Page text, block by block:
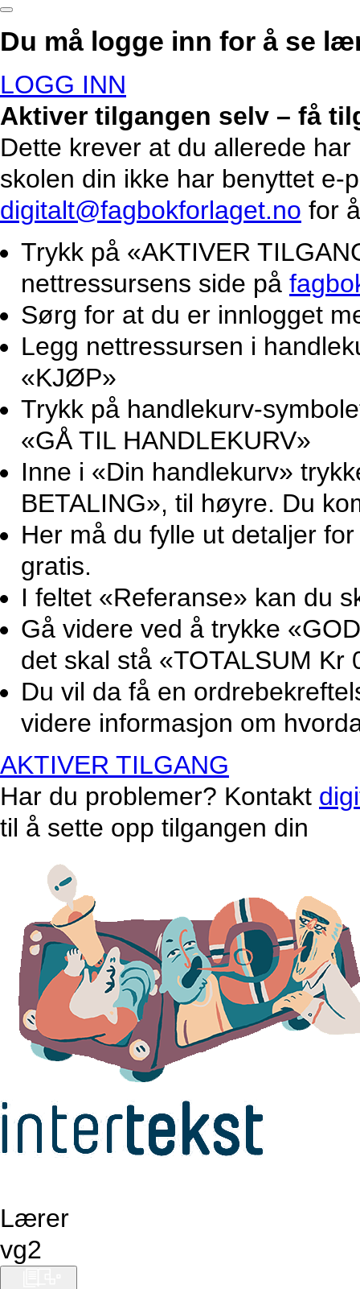
Du må logge inn for å se
LOGG INN
Aktiver tilgangen selv – få
Dette krever at du allerede
skolen din ikke har benyttet e-
digitalt@fagbokforlaget.no for
Trykk på «AKTIVER
nettressursens side på
Sørg for at du er innlogget
Legg nettressursen i
«KJØP»
Trykk på handlekurv-
«GÅ TIL HANDLEKURV»
Inne i «Din handlekurv»
BETALING», til høyre. Du
Her må du fylle ut detaljer
gratis.
I feltet «Referanse» kan du
Gå videre ved å trykke
det skal stå «TOTALSUM Kr
Du vil da få en
videre informasjon om
AKTIVER TILGANG
Har du problemer? Kontakt
til å sette opp tilgangen din
Lærer
vg2